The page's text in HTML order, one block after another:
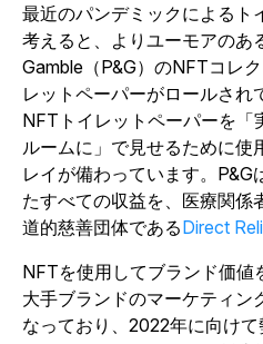
最近のパンデミックによるト
考えると、よりユーモアのあ
Gamble（P&G）のNFTコレ
レットペーパーがロールされ
NFTトイレットペーパーを「
ルームに」で見せるために使
レイが備わっています。
たすべての収益を、医療関係
道的慈善団体であるDirect
NFTを使用してブランド価値
大手ブランドのマーケティン
なっており、2022年に向け